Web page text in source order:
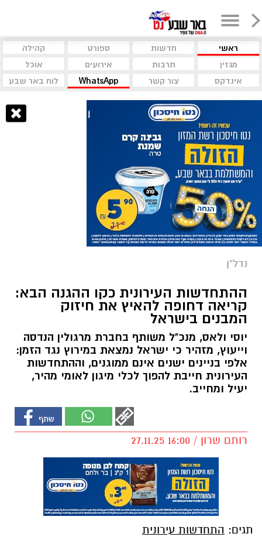
ראשי חדשות ספורט
קהילה
מגזין
תרבות אירועים
אוכל
אינדקס
צור קשר WhatsApp לוח באר שבע
נדל"ן
ההתחדשות העירונית כקו ההגנה הבא:
קריאה דחופה להאיץ את חיזוק
המבנים בישראל
יוסי ולאס, מנכ"ל משותף בחברת מרגולין הנדסה
וייעוץ, מזהיר כי ישראל נמצאת במירוץ נגד הזמן:
אלפי בניינים ישנים אינם ממוגנים, וההתחדשות
העירונית חייבת להפוך לכלי מיגון לאומי מהיר,
יעיל ומחייב.
רותם שרון / 16:00 27.11.25
תגים: התחדשות עירונית